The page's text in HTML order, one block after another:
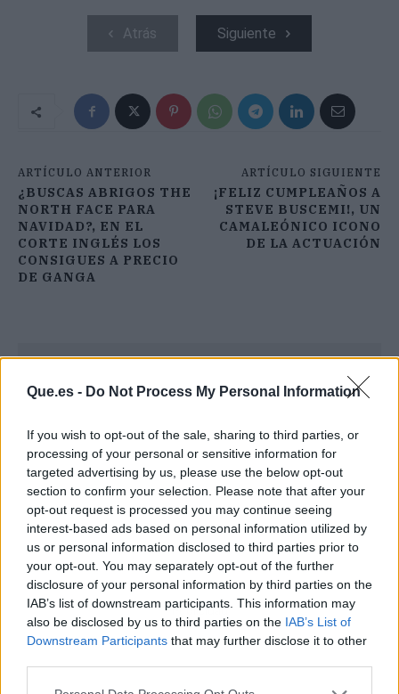
Que.es - Do Not Process My Personal Information
If you wish to opt-out of the sale, sharing to third parties, or
processing of your personal or sensitive information for
targeted advertising by us, please use the below opt-out
section to confirm your selection. Please note that after your
opt-out request is processed you may continue seeing
interest-based ads based on personal information utilized by
us or personal information disclosed to third parties prior to
your opt-out. You may separately opt-out of the further
disclosure of your personal information by third parties on the
IAB’s list of downstream participants. This information may
also be disclosed by us to third parties on the IAB’s List of
Downstream Participants that may further disclose it to other
Atrás Siguiente
ARTÍCULO ANTERIOR
¿BUSCAS ABRIGOS THE
NORTH FACE PARA
NAVIDAD?, EN EL
CORTE INGLÉS LOS
CONSIGUES A PRECIO
DE GANGA
ARTÍCULO SIGUIENTE
¡FELIZ CUMPLEAÑOS A
STEVE BUSCEMI!, UN
CAMALEÓNICO ICONO
DE LA ACTUACIÓN
Publicidad